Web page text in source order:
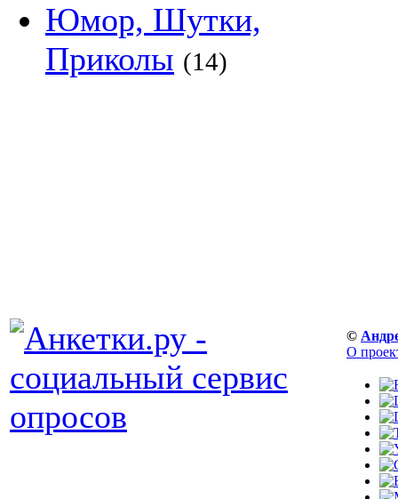
Юмор, Шутки,
Приколы (14)
©
О